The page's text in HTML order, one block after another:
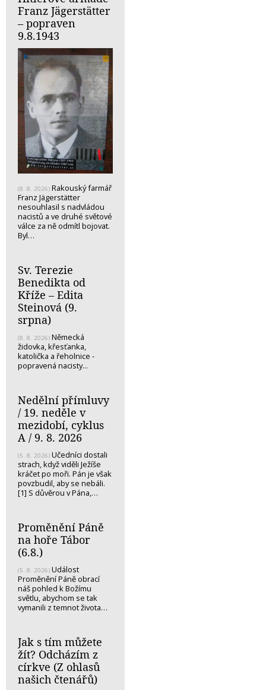
Franz Jägerstätter
– popraven
9.8.1943
(8. 8. 2026) Rakouský farmář
Franz Jägerstätter
nesouhlasil s nadvládou
nacistů a ve druhé světové
válce za ně odmítl bojovat.
Byl…
Sv. Terezie
Benedikta od
Kříže – Edita
Steinová (9.
srpna)
(8. 8. 2026) Německá
židovka, křesťanka,
katolička a řeholnice -
popravená nacisty...
Nedělní přímluvy
/ 19. neděle v
mezidobí, cyklus
A / 9. 8. 2026
(5. 8. 2026) Učedníci dostali
strach, když viděli Ježíše
kráčet po moři. Pán je však
povzbudil, aby se nebáli.
[1] S důvěrou v Pána,…
Proměnění Páně
na hoře Tábor
(6.8.)
(5. 8. 2026) Událost
Proměnění Páně obrací
náš pohled k Božímu
světlu, abychom se tak
vymanili z temnot života…
Jak s tím můžete
žít? Odcházím z
církve (Z ohlasů
našich čtenářů)